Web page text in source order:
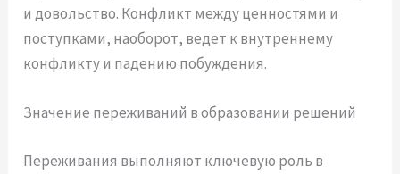
и довольство. Конфликт между ценностями и
поступками, наоборот, ведет к внутреннему
конфликту и падению побуждения.
Значение переживаний в образовании решений
Переживания выполняют ключевую роль в